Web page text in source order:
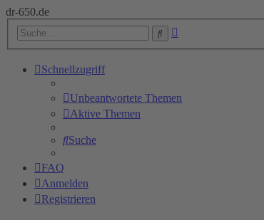
dr-650.de
Suche
Schnellzugriff
Unbeantwortete Themen
Aktive Themen
Suche
FAQ
Anmelden
Registrieren